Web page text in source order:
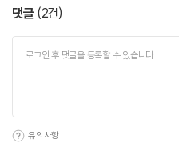
댓글 (2건)
유의사항